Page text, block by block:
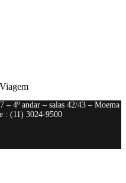
4º andar – salas 42/43 – Moema
: (11) 3024-9500